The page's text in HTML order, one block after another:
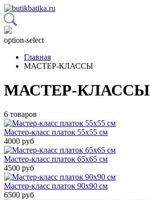
option-select
Главная
МАСТЕР-КЛАССЫ
МАСТЕР-КЛАССЫ
6 товаров
Мастер-класс платок 55х55 см
4000 руб
Мастер-класс платок 65х65 см
4500 руб
Мастер-класс платок 90х90 см
6500 руб